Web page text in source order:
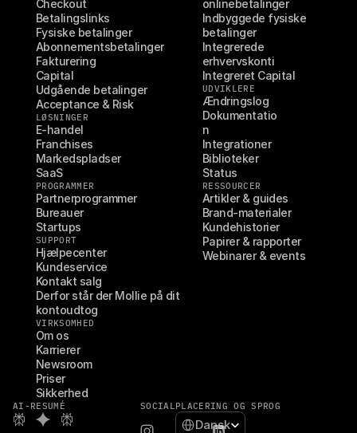
Checkout
Betalingslinks
Fysiske betalinger
Abonnementsbetalinger
Fakturering
Capital
Udgående betalinger
Acceptance & Risk
LØSNINGER
E-handel
Franchises
Markedspladser
SaaS
PROGRAMMER
Partnerprogrammer
Bureauer
Startups
SUPPORT
Hjælpecenter
Kundeservice
Kontakt salg
Derfor står der Mollie på dit
kontoudtog
VIRKSOMHED
Om os
Karrierer
Newsroom
Priser
Sikkerhed
onlinebetalinger
Indbyggede fysiske
betalinger
Integrerede
erhvervskonti
Integreret Capital
UDVIKLERE
Ændringslog
Dokumentatio
n
Integrationer
Biblioteker
Status
RESSOURCER
Artikler & guides
Brand-materialer
Kundehistorier
Papirer & rapporter
Webinarer & events
AI-RESUMÉ SOCIALPLACERING OG SPROG
Select Language
Dansk